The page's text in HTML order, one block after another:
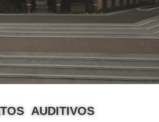
AUDITIVOS